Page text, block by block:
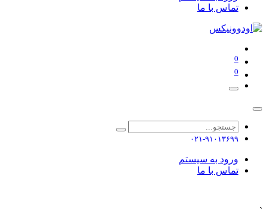
تماس با ما
0
0
۰۲۱-۹۱۰۱۳۶۹۹
ورود به سیستم
تماس با ما
`